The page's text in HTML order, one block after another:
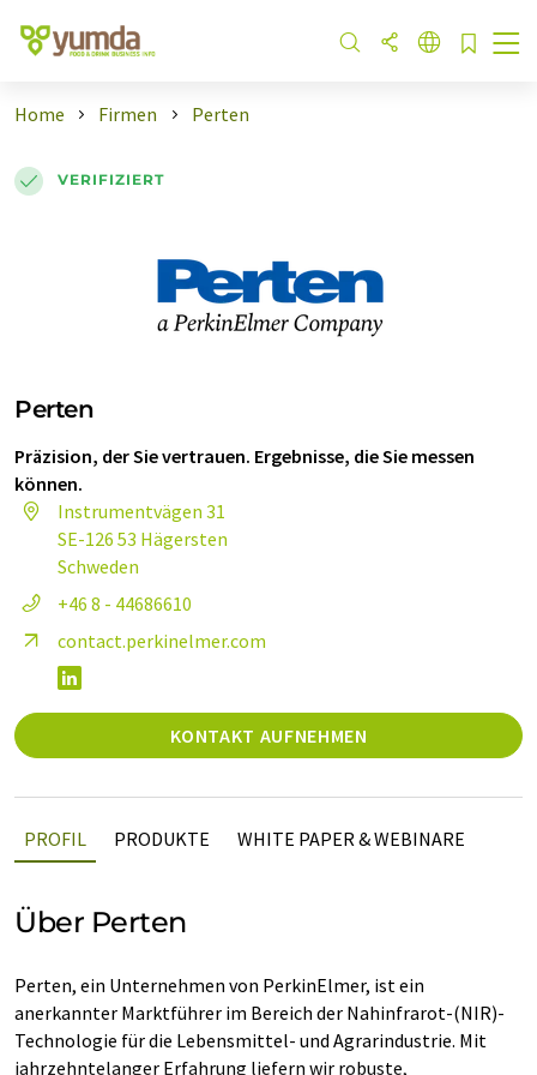
Home Firmen Perten
VERIFIZIERT
Perten
Präzision, der Sie vertrauen. Ergebnisse, die Sie messen
können.
Instrumentvägen 31
SE-126 53 Hägersten
Schweden
+46 8 - 44686610
contact.perkinelmer.com
KONTAKT AUFNEHMEN
PROFIL PRODUKTE WHITE PAPER & WEBINARE
Über Perten
Perten, ein Unternehmen von PerkinElmer, ist ein
anerkannter Marktführer im Bereich der Nahinfrarot-(NIR)-
Technologie für die Lebensmittel- und Agrarindustrie. Mit
jahrzehntelanger Erfahrung liefern wir robuste,